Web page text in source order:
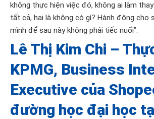
không thực hiện việc đó, không ai làm
tất cả, hai là không có gì? Hành động cho
mình để sau này không phải tiếc nuối”.
Lê Thị Kim Chi –
KPMG, Business
Executive của
đường học đại học